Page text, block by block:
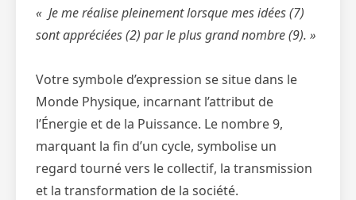
« Je me réalise pleinement lorsque mes idées (7)
sont appréciées (2) par le plus grand nombre (9). »
Votre symbole d’expression se situe dans le
Monde Physique, incarnant l’attribut de
l’Énergie et de la Puissance. Le nombre 9,
marquant la fin d’un cycle, symbolise un
regard tourné vers le collectif, la transmission
et la transformation de la société.